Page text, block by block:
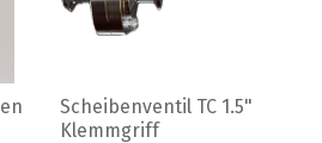
Scheibenventil Tri Clamp 1.5"